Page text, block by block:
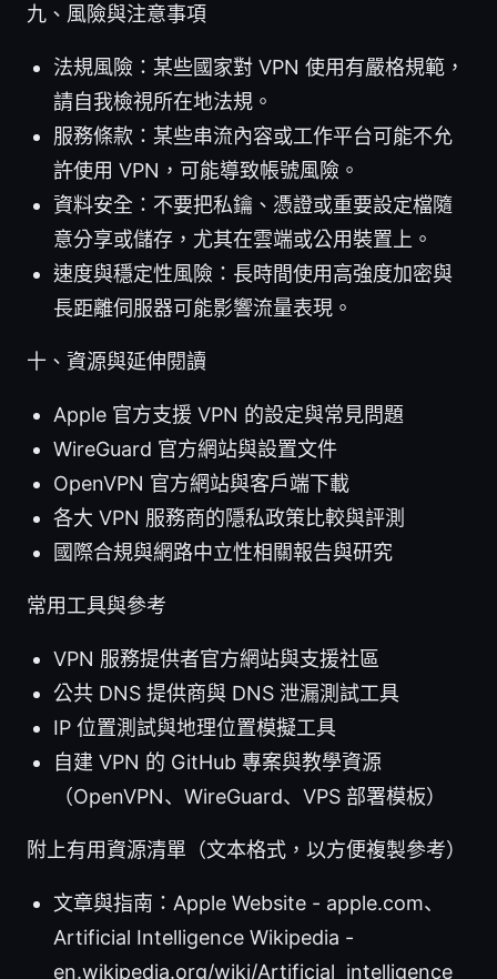
九、風險與注意事項
法規風險：某些國家對 VPN 使用有嚴格規範，
請自我檢視所在地法規。
服務條款：某些串流內容或工作平台可能不允
許使用 VPN，可能導致帳號風險。
資料安全：不要把私鑰、憑證或重要設定檔隨
意分享或儲存，尤其在雲端或公用裝置上。
速度與穩定性風險：長時間使用高強度加密與
長距離伺服器可能影響流量表現。
十、資源與延伸閱讀
Apple 官方支援 VPN 的設定與常見問題
WireGuard 官方網站與設置文件
OpenVPN 官方網站與客戶端下載
各大 VPN 服務商的隱私政策比較與評測
國際合規與網路中立性相關報告與研究
常用工具與參考
VPN 服務提供者官方網站與支援社區
公共 DNS 提供商與 DNS 泄漏測試工具
IP 位置測試與地理位置模擬工具
自建 VPN 的 GitHub 專案與教學資源
（OpenVPN、WireGuard、VPS 部署模板）
附上有用資源清單（文本格式，以方便複製參考）
文章與指南：Apple Website - apple.com、
Artificial Intelligence Wikipedia -
en.wikipedia.org/wiki/Artificial_intelligence